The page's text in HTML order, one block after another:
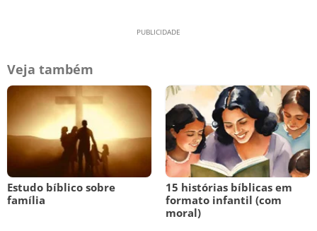
Veja também
Estudo bíblico sobre
família
15 histórias bíblicas em
formato infantil (com
moral)